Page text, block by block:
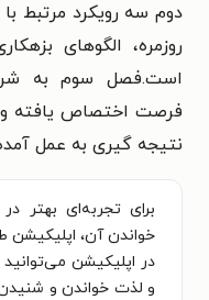
دوم سه رویکرد مرتبط
روزمره، الگوهای
است.فصل سوم به
فرصت اختصاص یافته
نتیجه گیری به عمل
برای تجربه‌ای بهتر
خواندن آن، اپلیکیشن
در اپلیکیشن
و لذت خواندن و